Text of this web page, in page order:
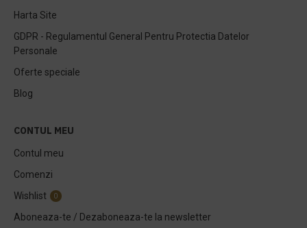
Harta Site
GDPR - Regulamentul General Pentru Protectia Datelor
Personale
Oferte speciale
Blog
CONTUL MEU
Contul meu
Comenzi
Wishlist
0
Aboneaza-te / Dezaboneaza-te la newsletter